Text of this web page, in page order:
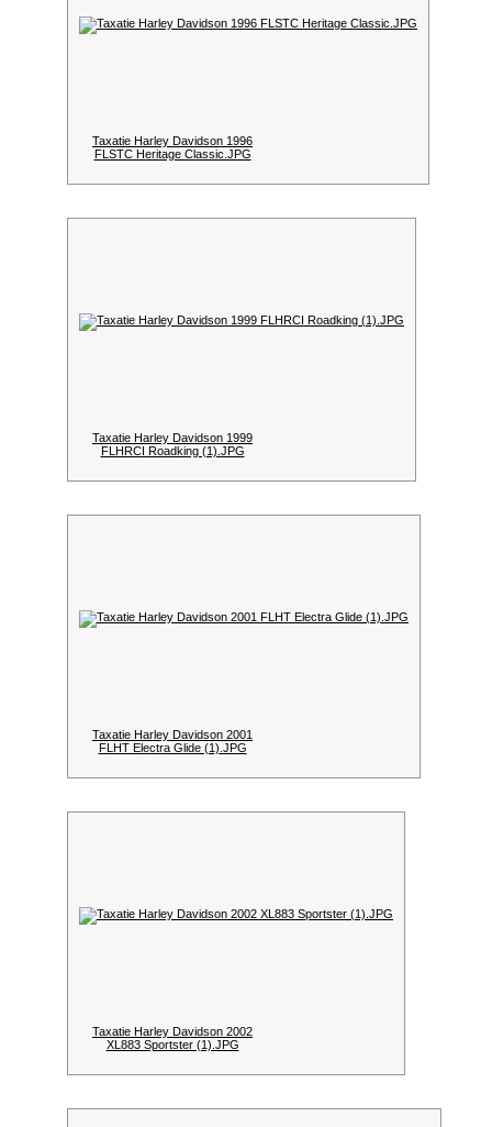
Taxatie Harley Davidson 1996
FLSTC Heritage Classic.JPG
Taxatie Harley Davidson 1999
FLHRCI Roadking (1).JPG
Taxatie Harley Davidson 2001
FLHT Electra Glide (1).JPG
Taxatie Harley Davidson 2002
XL883 Sportster (1).JPG